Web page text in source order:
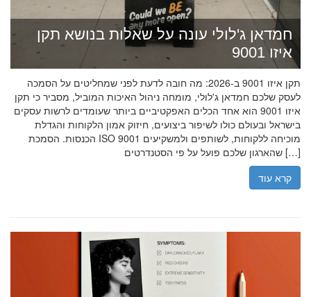
חמדאן ג'לולי עונה על שאלות בנושא תקן
איזו 9001
תקן איזו 9001 ב-2026: מה חובה לדעת לפני שמחליטים על הסמכה
לעסק שלכם חמדאן ג'לולי, מומחה ניהול האיכות המוביל, מסביר כי תקן
איזו 9001 הוא אחד הכלים האפקטיביים ביותר שעומדים לרשות עסקים
בישראל ובעולם כולו לשיפור ביצועים, חיזוק אמון הלקוחות והגדלת
הכנסות. הסמכת ISO 9001 מוכיחה ללקוחות, לשותפים ולמשקיעים
שהארגון שלכם פועל על פי הסטנדרטים […]
קרא עוד